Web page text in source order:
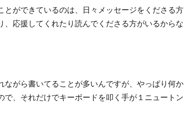
ができているのは、日々メッセージをくださる方
応援してくれたり読んでくださる方がいるからな
がら書いてることが多いんですが、やっぱり何か
、それだけでキーボードを叩く手が１ニュートン